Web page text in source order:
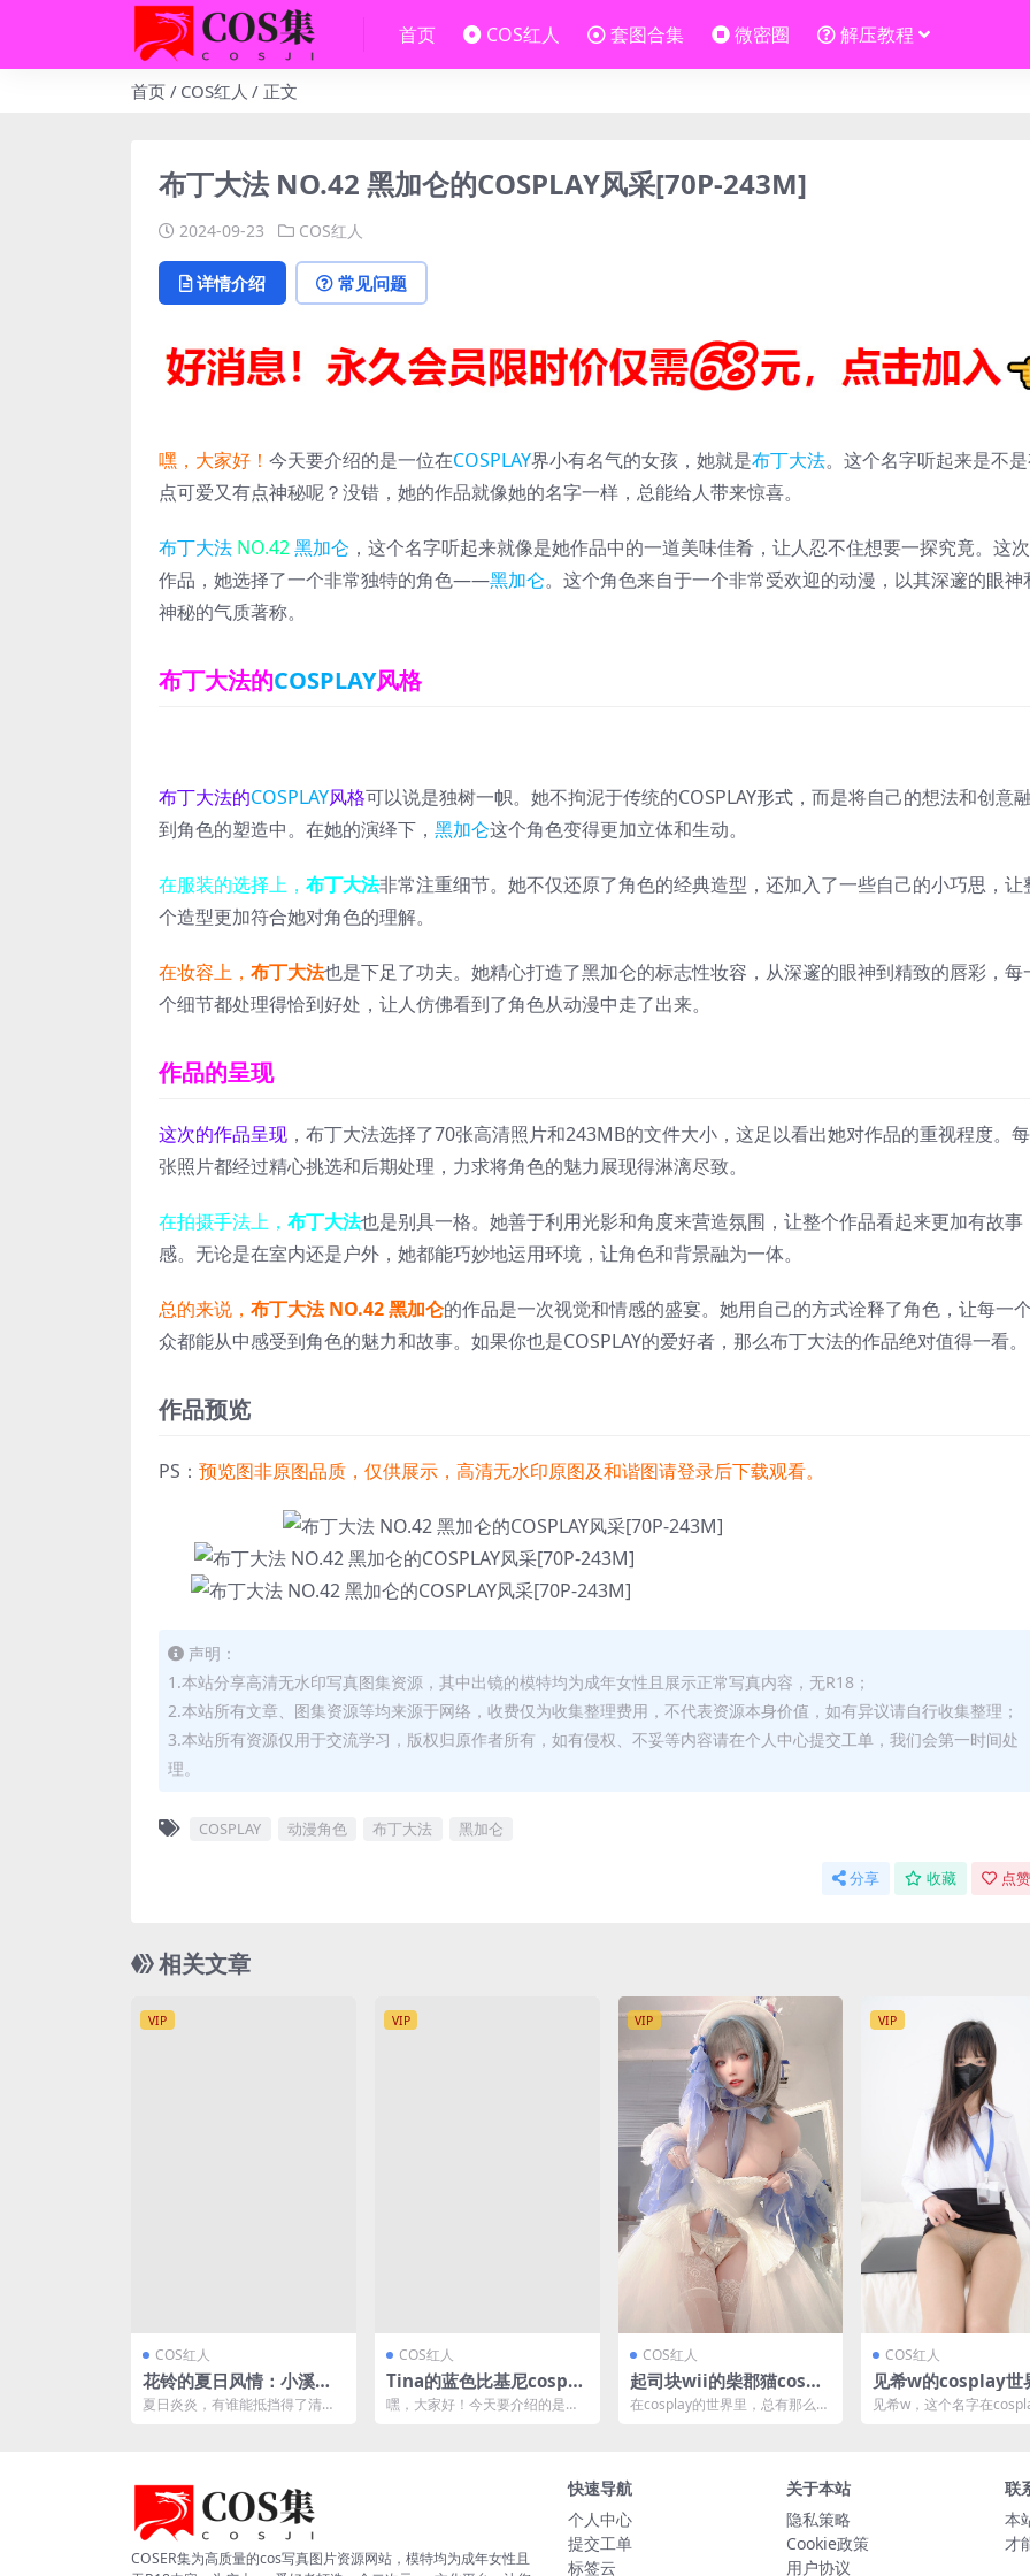
首页 COS红人 套图合集 微密圈 解压教程
首页 COS红人 正文
布丁大法 NO.42 黑加仑的COSPLAY风采[70P-243M]
2024-09-23 COS红人
详情介绍 常见问题
嘿，大家好！ 今天要介绍的是一位在COSPLAY界小有名气的女孩，她就是布丁大法。这个名字听起来是不
点可爱又有点神秘呢？没错，她的作品就像她的名字一样，总能给人带来惊喜。
布丁大法 NO.42黑加仑 ，这个名字听起来就像是她作品中的一道美味佳肴，让人忍不住想要一探究竟。这
作品，她选择了一个非常独特的角色——黑加仑。这个角色来自于一个非常受欢迎的动漫，以其深邃的眼神
神秘的气质著称。
布丁大法的COSPLAY风格
布丁大法的COSPLAY风格可以说是独树一帜。她不拘泥于传统的COSPLAY形式，而是将自己的想法和创意
到角色的塑造中。在她的演绎下， 黑加仑这个角色变得更加立体和生动。
在服装的选择上， 布丁大法非常注重细节。她不仅还原了角色的经典造型，还加入了一些自己的小巧思，让
个造型更加符合她对角色的理解。
在妆容上， 布丁大法也是下足了功夫。她精心打造了黑加仑的标志性妆容，从深邃的眼神到精致的唇彩，每
个细节都处理得恰到好处，让人仿佛看到了角色从动漫中走了出来。
作品的呈现
这次的作品呈现 ，布丁大法选择了70张高清照片和243MB的文件大小，这足以看出她对作品的重视程度。
张照片都经过精心挑选和后期处理，力求将角色的魅力展现得淋漓尽致。
在拍摄手法上， 布丁大法也是别具一格。她善于利用光影和角度来营造氛围，让整个作品看起来更加有故事
感。无论是在室内还是户外，她都能巧妙地运用环境，让角色和背景融为一体。
总的来说， 布丁大法 NO.42 黑加仑的作品是一次视觉和情感的盛宴。她用自己的方式诠释了角色，让每一
众都能从中感受到角色的魅力和故事。如果你也是COSPLAY的爱好者，那么布丁大法的作品绝对值得一看。
作品预览
PS： 预览图非原图品质，仅供展示，高清无水印原图及和谐图请登录后下载观看。
声明：
1.本站分享高清无水印写真图集资源，其中出镜的模特均为成年女性且展示正常写真内容，无R18；
2.本站所有文章、图集资源等均来源于网络，收费仅为收集整理费用，不代表资源本身价值，如有异议请自行收集整理；
3.本站所有资源仅用于交流学习，版权归原作者所有，如有侵权、不妥等内容请在个人中心提交工单，我们会第一时间处
理。
COSPLAY 动漫角色 布丁大法 黑加仑
分享 收藏 点
相关文章
VIP
COS红人
花铃的夏日风情：小溪死
库水的清新演绎[36P-392
夏日炎炎，有谁能抵挡得了清凉
VIP
COS红人
Tina的蓝色比基尼cospla
y秀 [60P1V-428MB]
嘿，大家好！今天要介绍的是一
VIP
COS红人
起司块wii的柴郡猫cospl
ay：梦幻与现实的交织[7
在cosplay的世界里，总有那么一
VIP
COS红人
见希w的cosplay世
X-008系列的奇幻之
见希w，这个名字在
COSER集为高质量的cos写真图片资源网站，模特均为成年女性且
快速导航
个人中心
提交工单
标签云
关于本站
隐私策略
Cookie政策
用户协议
联
本
才